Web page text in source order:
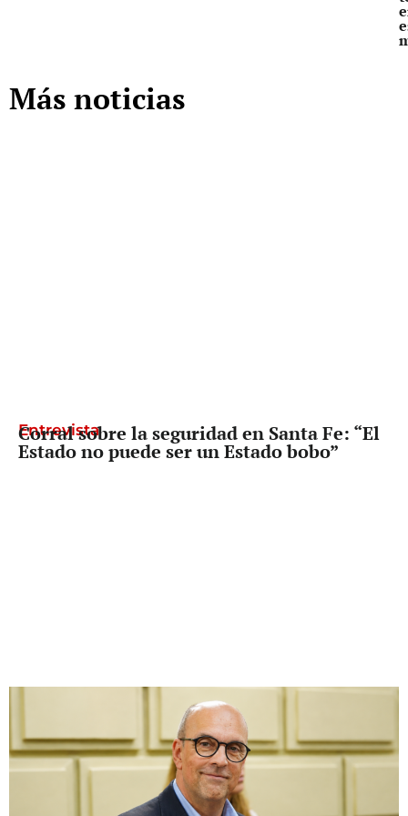
Más noticias
Entrevista
Corral sobre la seguridad en Santa Fe: “El
Estado no puede ser un Estado bobo”
Diputado Provincial
Palo Oliver busca que reclamarle los
fondos a Nación deje de depender del